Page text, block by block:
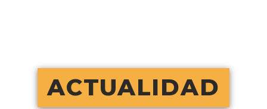
ACTUALIDAD